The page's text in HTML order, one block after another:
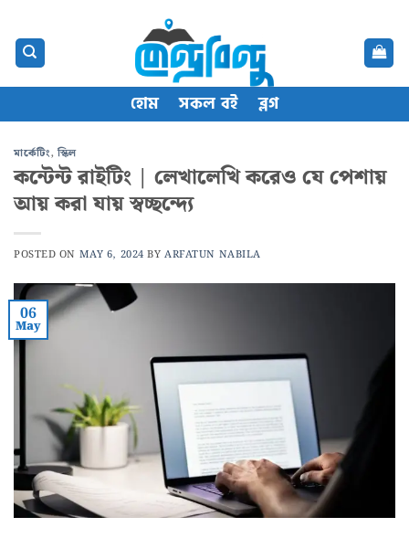
content
হোম সকল বই ব্লগ
মার্কেটিং,স্কিল
কন্টেন্ট রাইটিং | লেখালেখি করেও যে পেশায়
আয় করা যায় স্বচ্ছন্দ্যে
POSTED ON MAY 6, 2024 BYARFATUN NABILA
06
May